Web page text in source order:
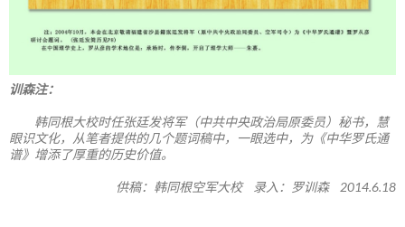
训森注：
韩同根大校时任张廷发将军（中共中央政治局原委员）秘书，慧
眼识文化，从笔者提供的几个题词稿中，一眼选中，为《中华罗氏通
谱》增添了厚重的历史价值。
供稿：韩同根空军大校 录入：罗训森 2014.6.18